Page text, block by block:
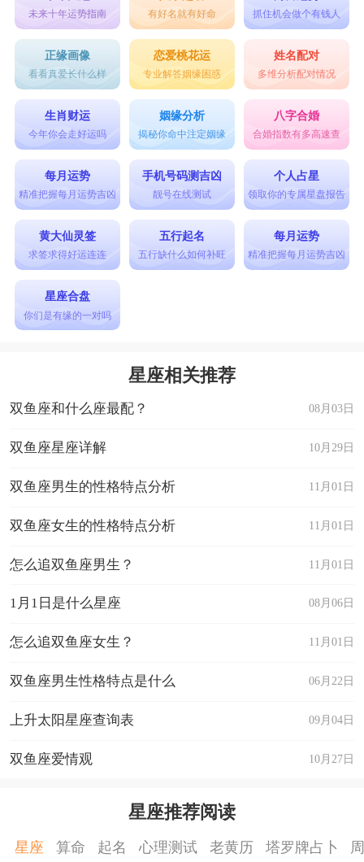
未来十年运势指南 有好名就有好命 抓住机会做个有钱人
正缘画像
看看真爱长什么样
恋爱桃花运
专业解答姻缘困惑
姓名配对
多维分析配对情况
生肖财运
今年你会走好运吗
姻缘分析
揭秘你命中注定姻缘
八字合婚
合婚指数有多高速查
每月运势
精准把握每月运势吉凶
手机号码测吉凶
靓号在线测试
个人占星
领取你的专属星盘报告
黄大仙灵签
求签求得好运连连
五行起名
五行缺什么如何补旺
每月运势
精准把握每月运势吉凶
星座合盘
你们是有缘的一对吗
星座相关推荐
08月03日
双鱼座和什么座最配？
10月29日
双鱼座星座详解
11月01日
双鱼座男生的性格特点分析
11月01日
双鱼座女生的性格特点分析
11月01日
怎么追双鱼座男生？
08月06日
1月1日是什么星座
11月01日
怎么追双鱼座女生？
06月22日
双鱼座男生性格特点是什么
09月04日
上升太阳星座查询表
10月27日
双鱼座爱情观
星座推荐阅读
星座 算命 起名 心理测试 老黄历 塔罗牌占卜